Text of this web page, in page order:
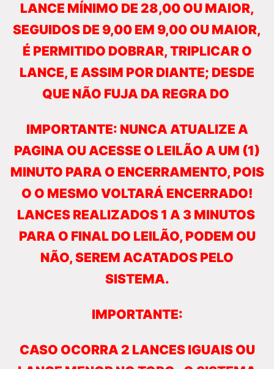
LANCE MÍNIMO DE 28,00 OU MAIOR,
SEGUIDOS DE 9,00 EM 9,00 OU MAIOR,
É PERMITIDO DOBRAR, TRIPLICAR O
LANCE, E ASSIM POR DIANTE; DESDE
QUE NÃO FUJA DA REGRA DO
IMPORTANTE: NUNCA ATUALIZE A
PAGINA OU ACESSE O LEILÃO A UM (1)
MINUTO PARA O ENCERRAMENTO, POIS
O O MESMO VOLTARÁ ENCERRADO!
LANCES REALIZADOS 1 A 3 MINUTOS
PARA O FINAL DO LEILÃO, PODEM OU
NÃO, SEREM ACATADOS PELO
SISTEMA.
IMPORTANTE:
CASO OCORRA 2 LANCES IGUAIS OU